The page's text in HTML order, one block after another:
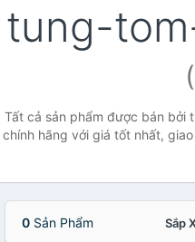
tung-
Tất cả sản phẩm được bán bởi
chính hãng với giá tốt nhất,
0 Sản Phẩm Sắp